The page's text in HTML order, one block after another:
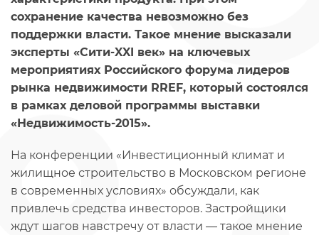
сохранение качества невозможно без
поддержки власти. Такое мнение высказали
эксперты «Сити-XXI век» на ключевых
мероприятиях Российского форума лидеров
рынка недвижимости RREF, который состоялся
в рамках деловой программы выставки
«Недвижимость-2015».
На конференции «Инвестиционный климат и
жилищное строительство в Московском регионе
в современных условиях» обсуждали, как
привлечь средства инвесторов. Застройщики
ждут шагов навстречу от власти — такое мнение